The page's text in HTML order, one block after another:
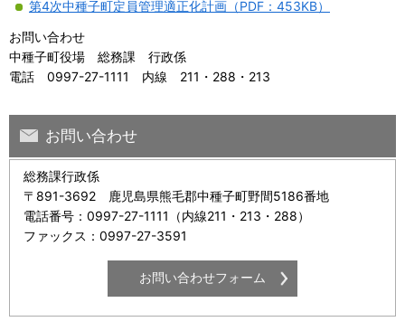
第4次中種子町定員管理適正化計画（PDF：453KB）
お問い合わせ
中種子町役場 総務課 行政係
電話 0997-27-1111 内線 211・288・213
お問い合わせ
総務課行政係
〒891-3692 鹿児島県熊毛郡中種子町野間5186番地
電話番号：0997-27-1111（内線211・213・288）
ファックス：0997-27-3591